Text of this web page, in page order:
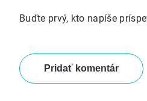
Buďte prvý, kto napíše
Pridať komentár